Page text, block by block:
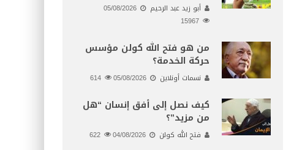
أبو زيد عبد الرحيم
05/08/2026
من هو فتح الله كولن مؤسس
حركة الخدمة؟
نسمات أونلاين 05/08/2026
كيف نصل إلى أفق إنسان “هل
من مزيد”؟
فتح الله كولن 04/08/2026